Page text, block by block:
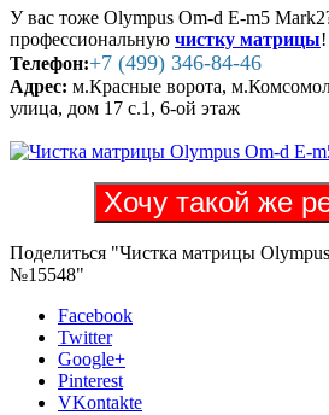
У вас тоже Olympus Om-d E-m5
профессиональную чистку матрицы!
Телефон:+7 (499) 346-84-46
Адрес: м.Красные ворота,
улица, дом 17 с.1, 6-ой этаж
Хочу такой же
Поделиться "Чистка матрицы
№15548"
Facebook
Twitter
Google+
Pinterest
VKontakte